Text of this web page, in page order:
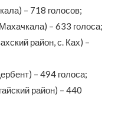
– 718 голосов;
– 633 голоса;
район, с. Ках) –
– 494 голоса;
район) – 440